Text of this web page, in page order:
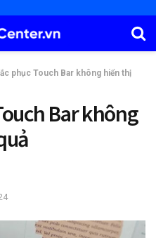
phục Touch Bar không hiển thị
Bar không